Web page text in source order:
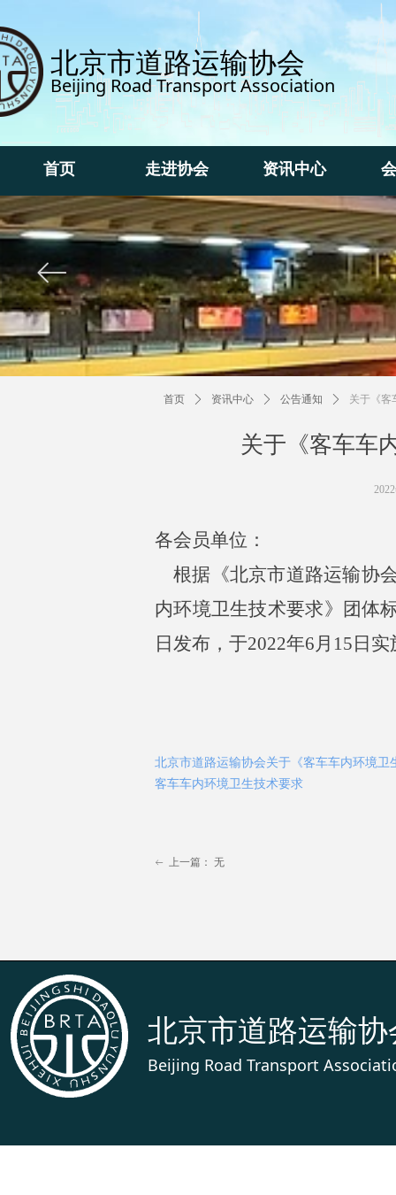
北京市道路运输协会
Beijing Road Transport Association
ꂃ
首页
首页
走进协会
走进协会
资讯中心
资讯中心
关于《客车车
首页 ꄲ 资讯中心 ꄲ 公告通知 ꄲ 关于《客
各会员单位：
根据《北京市道路运输协
内环境卫生技术要求》团体
日发布，于2022年6月15日
北京市道路运输协会关于《客车车内环境
客车车内环境卫生技术要求
ꂃ 上一篇： 无
北京市道路运输协
Beijing Road Transport